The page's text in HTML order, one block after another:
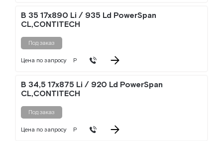
B 35 17x890 Li / 935 Ld PowerSpan
CL,CONTITECH
Под заказ
Цена по запросу Р
B 34,5 17x875 Li / 920 Ld PowerSpan
CL,CONTITECH
Под заказ
Цена по запросу Р